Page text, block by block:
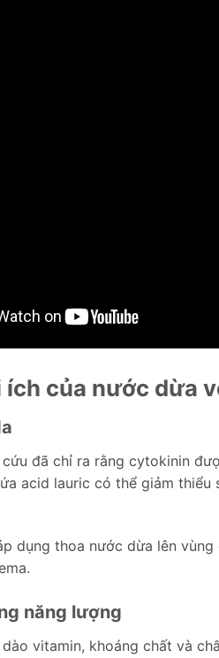
ích của nước dừa
cứu đã chỉ ra rằng cytokinin
acid lauric có thể giảm thiểu
dụng thoa nước dừa lên
năng lượng
vitamin, khoáng chất và